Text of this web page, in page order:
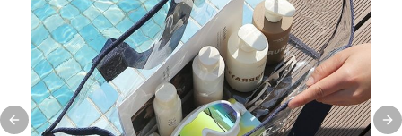
Previous slide